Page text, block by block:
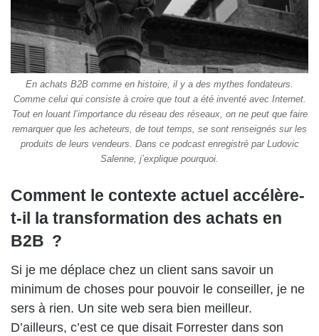
En achats B2B comme en histoire, il y a des mythes fondateurs.
Comme celui qui consiste à croire que tout a été inventé avec Internet.
Tout en louant l’importance du réseau des réseaux, on ne peut que faire
remarquer que les acheteurs, de tout temps, se sont renseignés sur les
produits de leurs vendeurs. Dans ce podcast enregistré par Ludovic
Salenne, j’explique pourquoi.
Comment le contexte actuel accélère-
t-il la transformation des achats en
B2B ?
Si je me déplace chez un client sans savoir un
minimum de choses pour pouvoir le conseiller, je ne
sers à rien. Un site web sera bien meilleur.
D’ailleurs, c’est ce que disait Forrester dans son